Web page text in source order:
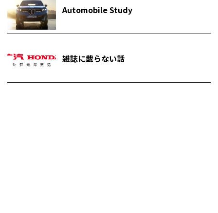
Automobile Study
雑誌に載らない話